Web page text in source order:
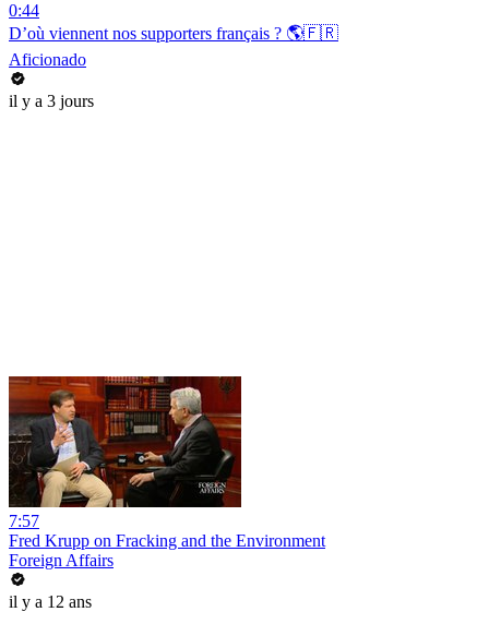
0:44
D’où viennent nos supporters français ? 🌎🇫🇷
Aficionado
il y a 3 jours
7:57
Fred Krupp on Fracking and the Environment
Foreign Affairs
il y a 12 ans